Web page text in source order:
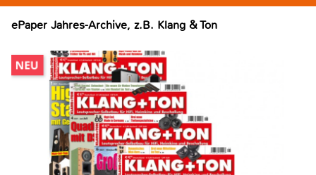
ePaper Jahres-Archive, z.B. Klang & Ton